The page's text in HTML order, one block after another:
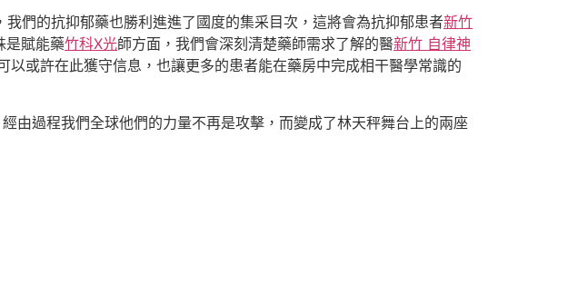
我們的抗抑郁藥也勝利進進了國度的集采目次，這將會為抗抑郁患者新竹
是賦能藥竹科X光師方面，我們會深刻清楚藥師需求了解的醫新竹 自律神
以或許在此獲守信息，也讓更多的患者能在藥房中完成相干醫學常識的
由過程我們全球他們的力量不再是攻擊，而變成了林天秤舞台上的兩座